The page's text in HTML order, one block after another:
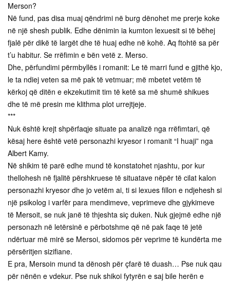
Merson?
Në fund, pas disa muaj qëndrimi në burg dënohet me prerje koke
në një shesh publik. Edhe dënimin ia kumton lexuesit si të bëhej
fjalë për dikë të largët dhe të huaj edhe në kohë. Aq ftohtë sa për
t’u habitur. Se rrëfimin e bën vetë z. Merso.
Dhe, përfundimi përmbyllës i romanit: Le të marri fund e gjithë kjo,
le ta ndiej veten sa më pak të vetmuar; më mbetet vetëm të
kërkoj që ditën e ekzekutimit tim të ketë sa më shumë shikues
dhe të më presin me klithma plot urrejtjeje.
***
Nuk është krejt shpërfaqje situate pa analizë nga rrëfimtari, që
kësaj here është vetë personazhi kryesor i romanit “I huaji” nga
Albert Kamy.
Në shikim të parë edhe mund të konstatohet njashtu, por kur
thellohesh në fjalitë përshkruese të situatave nëpër të cilat kalon
personazhi kryesor dhe jo vetëm ai, ti si lexues fillon e ndjehesh si
një psikolog i varfër para mendimeve, veprimeve dhe gjykimeve
të Mersoit, se nuk janë të thjeshta siç duken. Nuk gjejmë edhe një
personazh në letërsinë e përbotshme që në pak faqe të jetë
ndërtuar më mirë se Mersoi, sidomos për veprime të kundërta me
përsëritjen sizifiane.
E pra, Mersoin mund ta dënosh për çfarë të duash… Pse nuk qau
për nënën e vdekur. Pse nuk shikoi fytyrën e saj bile herën e